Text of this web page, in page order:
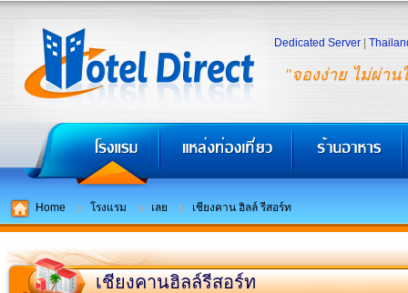
"จองง่าย ไม่ผ่าน
Dedicated Server
Home โรงแรม เลย เชียงคาน ฮิลล์ รีสอร์ท
เชียงคานฮิลล์รีสอร์ท